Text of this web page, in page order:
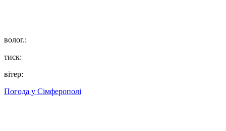
волог.:
тиск:
вітер:
Погода у Сімферополі